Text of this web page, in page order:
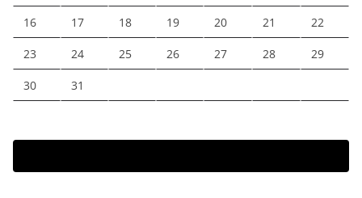
16 17 18 19 20 21 22
23 24 25 26 27 28 29
30 31